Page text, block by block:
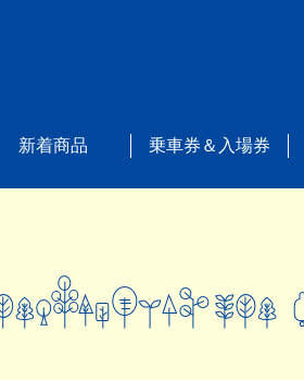
新着商品 乗車券＆入場券